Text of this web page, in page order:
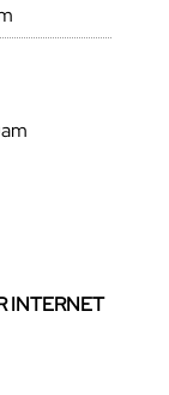
INTERNET